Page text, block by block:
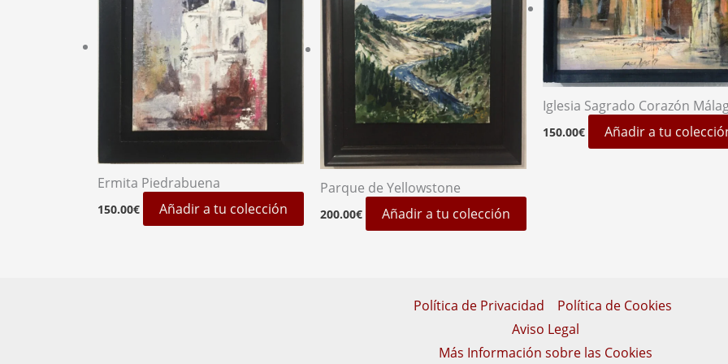
Ermita Piedrabuena
150.00€ Añadir a tu colección
Parque de Yellowstone
200.00€ Añadir a tu colección
Iglesia Sagrado Corazón
150.00€ Añadir a tu
Política de Privacidad
Política de Cookies
Aviso Legal
Más Información sobre las Cookies